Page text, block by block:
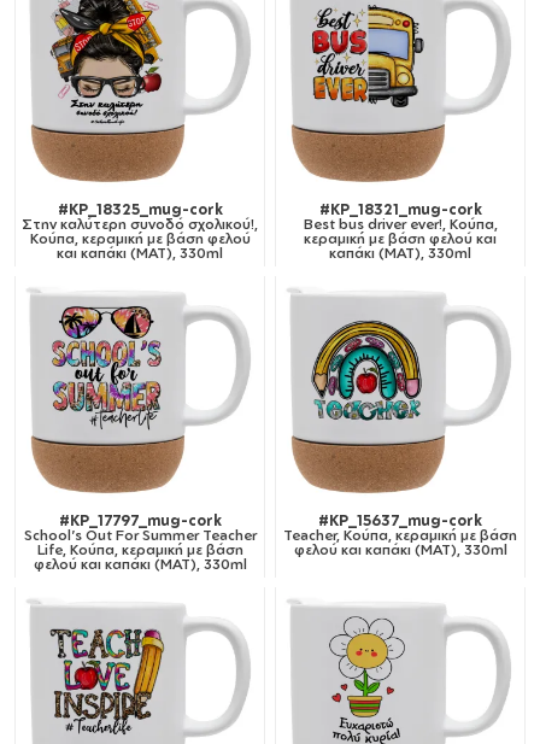
#KP_18325_mug-cork
Στην καλύτερη συνοδό σχολικού!,
Κούπα, κεραμική με βάση φελού
και καπάκι (ΜΑΤ), 330ml
#KP_18321_mug-cork
Best bus driver ever!, Κούπα,
κεραμική με βάση φελού και
καπάκι (ΜΑΤ), 330ml
#KP_17797_mug-cork
School's Out For Summer Teacher
Life, Κούπα, κεραμική με βάση
φελού και καπάκι (ΜΑΤ), 330ml
#KP_15637_mug-cork
Teacher, Κούπα, κεραμική με βάση
φελού και καπάκι (ΜΑΤ), 330ml